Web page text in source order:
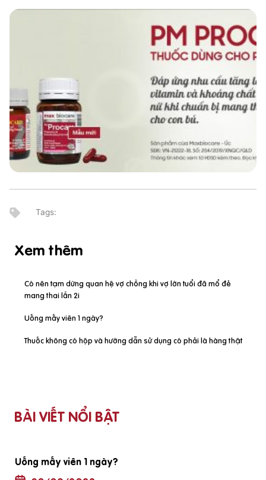
Xem thêm
Có nên tạm dừng quan hệ vợ chồng khi vợ lớn tuổi đã mổ đẻ
mang thai lần 2i
Uống mấy viên 1 ngày?
Thuốc không có hộp và hướng dẫn sử dụng có phải là hàng thật
BÀI VIẾT NỔI BẬT
Uống mấy viên 1 ngày?